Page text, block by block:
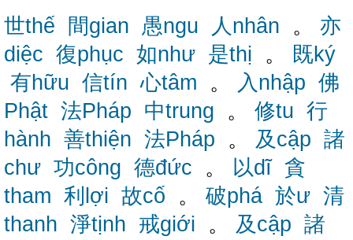
世thế 間gian 愚ngu 人nhân 。 亦
diệc 復phục 如như 是thị 。 既ký
有hữu 信tín 心tâm 。 入nhập 佛
Phật 法Pháp 中trung 。 修tu 行
hành 善thiện 法Pháp 。 及cập 諸
chư 功công 德đức 。 以dĩ 貪
tham 利lợi 故cố 。 破phá 於ư 清
thanh 淨tịnh 戒giới 。 及cập 諸